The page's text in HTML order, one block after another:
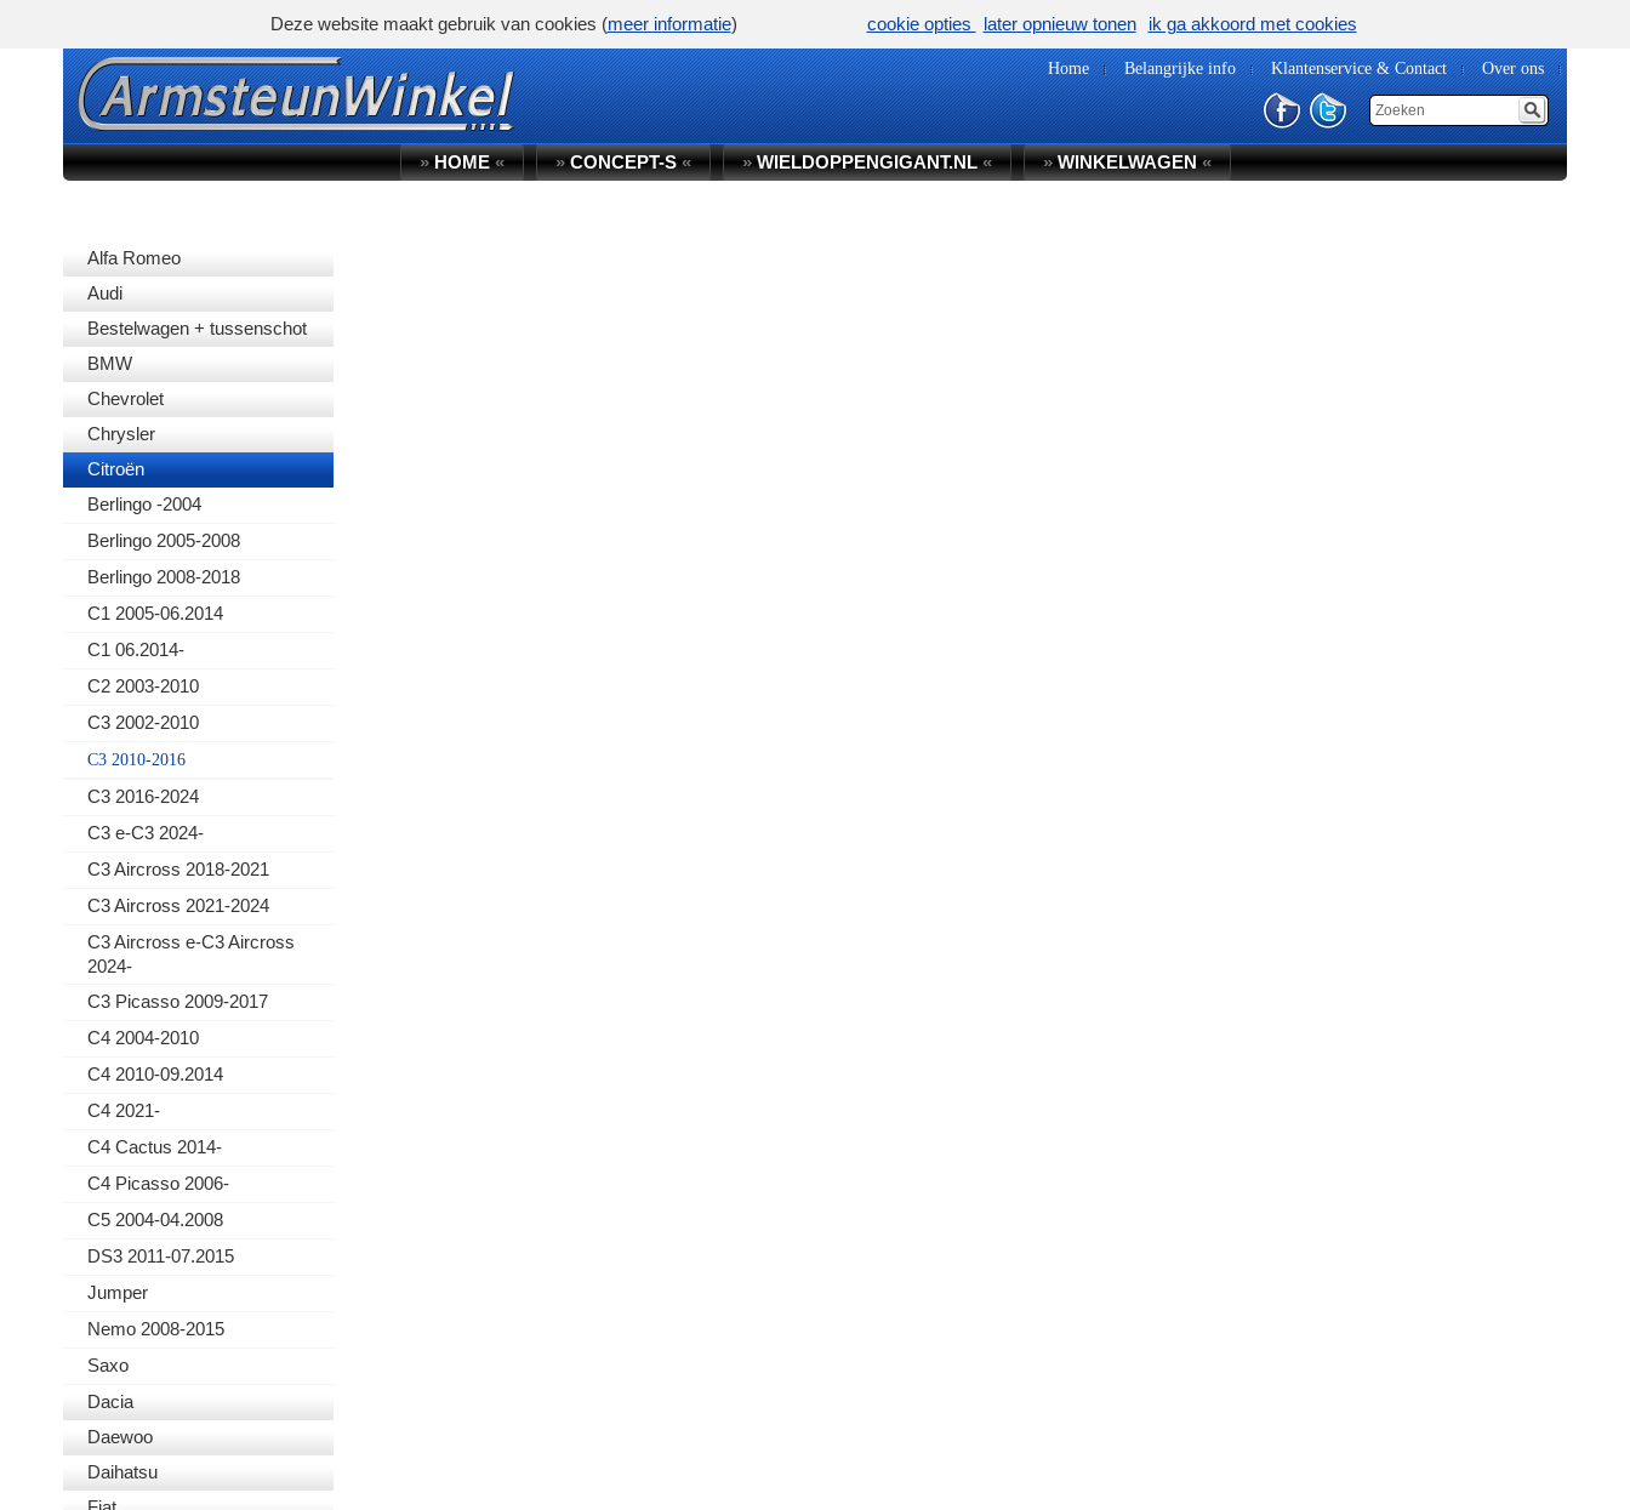
Home Belangrijke info Klantenservice & Contact Over ons
»HOME« »CONCEPT-S« »WIELDOPPENGIGANT.NL« »WINKELWAGEN«
Alfa Romeo
Audi
Bestelwagen + tussenschot
BMW
Chevrolet
Chrysler
Citroën
Berlingo -2004
Berlingo 2005-2008
Berlingo 2008-2018
C1 2005-06.2014
C1 06.2014-
C2 2003-2010
C3 2002-2010
C3 2010-2016
C3 2016-2024
C3 e-C3 2024-
C3 Aircross 2018-2021
C3 Aircross 2021-2024
C3 Aircross e-C3 Aircross
2024-
C3 Picasso 2009-2017
C4 2004-2010
C4 2010-09.2014
C4 2021-
C4 Cactus 2014-
C4 Picasso 2006-
C5 2004-04.2008
DS3 2011-07.2015
Jumper
Nemo 2008-2015
Saxo
Dacia
Daewoo
Daihatsu
Deze website maakt gebruik van cookies (meer informatie) cookie opties later opnieuw tonen ik ga akkoord met cookies